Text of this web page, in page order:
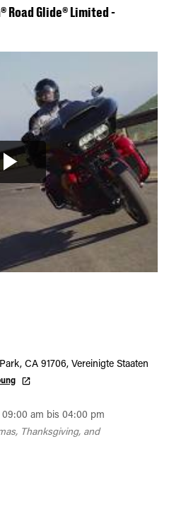
Road Glide® Limited -
CA 91706, Vereinigte Staaten
09:00 am bis 04:00 pm
Thanksgiving, and